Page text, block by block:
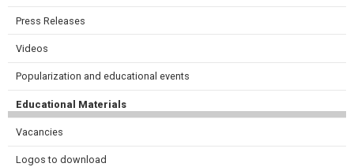
Press Releases
Videos
Popularization and educational events
Educational Materials
Vacancies
Logos to download